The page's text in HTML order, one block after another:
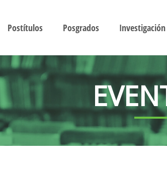
Postítulos Posgrados Investigación